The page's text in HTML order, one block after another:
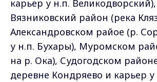
карьер у н.п. Великодворский),
Вязниковский район (река
Александровском райое (р.
у н.п. Бухары), Муромском
на р. Ока), Судогодском
деревне Кондряево и карьер